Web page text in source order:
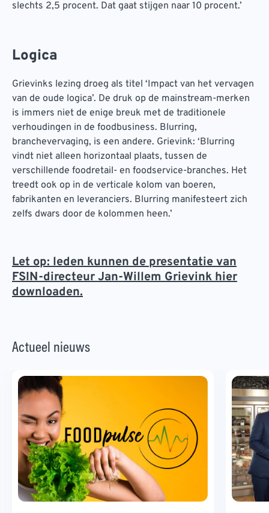
slechts 2,5 procent. Dat gaat stijgen naar 10 procent.’
Logica
Grievinks lezing droeg als titel ‘Impact van het vervagen
van de oude logica’. De druk op de mainstream-merken
is immers niet de enige breuk met de traditionele
verhoudingen in de foodbusiness. Blurring,
branchevervaging, is een andere. Grievink: ‘Blurring
vindt niet alleen horizontaal plaats, tussen de
verschillende foodretail- en foodservice-branches. Het
treedt ook op in de verticale kolom van boeren,
fabrikanten en leveranciers. Blurring manifesteert zich
zelfs dwars door de kolommen heen.’
Let op: leden kunnen de presentatie van
FSIN-directeur Jan-Willem Grievink hier
downloaden.
Actueel nieuws